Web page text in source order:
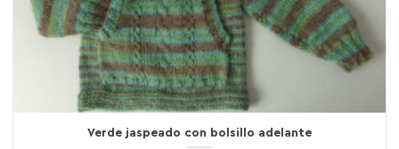
Verde jaspeado con bolsillo adelante